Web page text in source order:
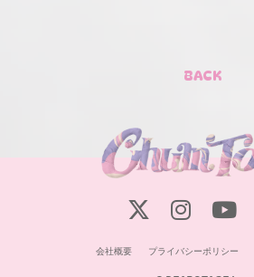
BACK
会社概要 プライバシーポリシー